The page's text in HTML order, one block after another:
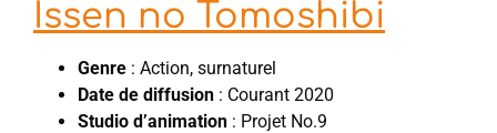
Issen no Tomoshibi
Genre : Action, surnaturel
Date de diffusion : Courant 2020
Studio d’animation : Projet No.9